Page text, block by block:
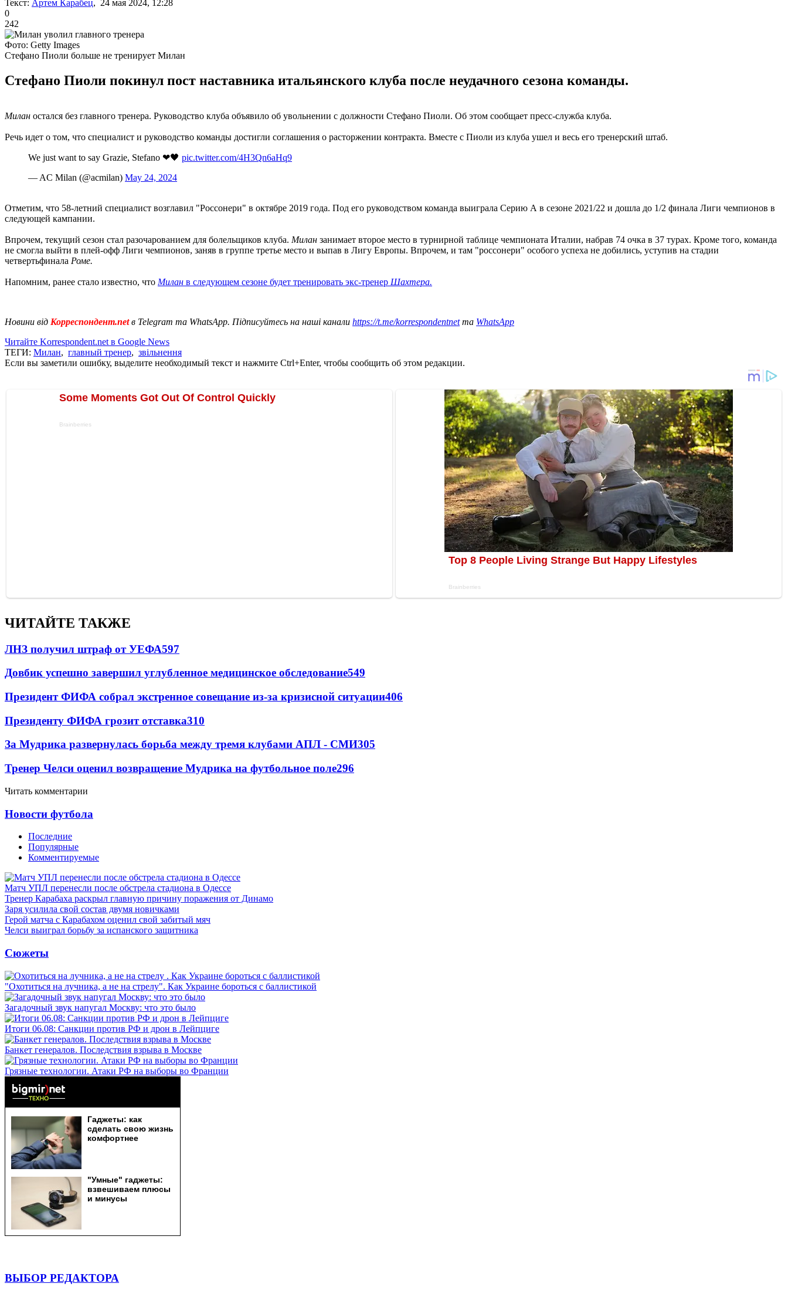
Текст: Артем Карабец, 24 мая 2024, 12:28
0
242
Фото: Getty Images
Стефано Пиоли больше не тренирует Милан
Стефано Пиоли покинул пост наставника итальянского клуба после неудачного сезона команды.
Милан остался без главного тренера. Руководство клуба объявило об увольнении с должности Стефано Пиоли. Об этом сообщает пресс-служба клуба.
Речь идет о том, что специалист и руководство команды достигли соглашения о расторжении контракта. Вместе с Пиоли из клуба ушел и весь его тренерский штаб.
We just want to say Grazie, Stefano ❤🖤 pic.twitter.com/4H3Qn6aHq9
— AC Milan (@acmilan) May 24, 2024
Отметим, что 58-летний специалист возглавил "Россонери" в октябре 2019 года. Под его руководством команда выиграла Серию А в сезоне 2021/22 и дошла до 1/2 финала Лиги чемпионов в
следующей кампании.
Впрочем, текущий сезон стал разочарованием для болельщиков клуба. Милан занимает второе место в турнирной таблице чемпионата Италии, набрав 74 очка в 37 турах. Кроме того, команда
не смогла выйти в плей-офф Лиги чемпионов, заняв в группе третье место и выпав в Лигу Европы. Впрочем, и там "россонери" особого успеха не добились, уступив на стадии
четвертьфинала Роме.
Напомним, ранее стало известно, что Милан в следующем сезоне будет тренировать экс-тренер Шахтера.
Новини від Корреспондент.netв Telegram та WhatsApp. Підписуйтесь на наші канали https://t.me/korrespondentnetта WhatsApp
Читайте Korrespondent.net в Google News
ТЕГИ: Милан, главный тренер, звільнення
Если вы заметили ошибку, выделите необходимый текст и нажмите Ctrl+Enter, чтобы сообщить об этом редакции.
ЧИТАЙТЕ ТАКЖЕ
ЛНЗ получил штраф от УЕФА597
Довбик успешно завершил углубленное медицинское обследование549
Президент ФИФА собрал экстренное совещание из-за кризисной ситуации406
Президенту ФИФА грозит отставка310
За Мудрика развернулась борьба между тремя клубами АПЛ - СМИ305
Тренер Челси оценил возвращение Мудрика на футбольное поле296
Читать комментарии
Новости футбола
Последние
Популярные
Комментируемые
Матч УПЛ перенесли после обстрела стадиона в Одессе
Тренер Карабаха раскрыл главную причину поражения от Динамо
Заря усилила свой состав двумя новичками
Герой матча с Карабахом оценил свой забитый мяч
Челси выиграл борьбу за испанского защитника
Сюжеты
"Охотиться на лучника, а не на стрелу". Как Украине бороться с баллистикой
Загадочный звук напугал Москву: что это было
Итоги 06.08: Санкции против РФ и дрон в Лейпциге
Банкет генералов. Последствия взрыва в Москве
Грязные технологии. Атаки РФ на выборы во Франции
ВЫБОР РЕДАКТОРА